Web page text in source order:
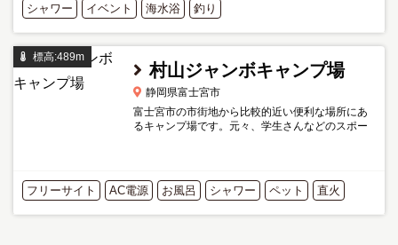
シャワー
イベント 海水浴 釣り
標高:489m
村山ジャンボキャンプ場
静岡県富士宮市
富士宮市の市街地から比較的近い便利な場所にあ
るキャンプ場です。元々、学生さんなどのスポー
フリーサイト AC電源 お風呂 シャワー ペット 直火